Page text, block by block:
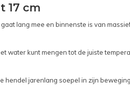
17 cm
lang mee en binnenste is van
kunt mengen tot de juiste
jarenlang soepel in zijn